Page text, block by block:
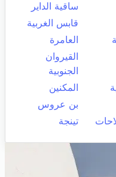
ساقية الداير
قابس الغربية
العامرة
القيروان
الجنوبية
المكنين
بن عروس
تينجة